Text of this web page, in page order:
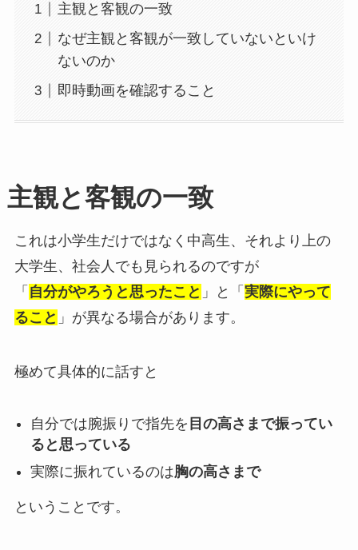
主観と客観の一致
なぜ主観と客観が一致していないといけ
ないのか
即時動画を確認すること
主観と客観の一致
これは小学生だけではなく中高生、それより上の
大学生、社会人でも見られるのですが
「 自分がやろうと思ったこと 」と「 実際にやって
ること 」が異なる場合があります。
極めて具体的に話すと
自分では腕振りで指先を 目の高さまで振ってい
ると思っている
実際に振れているのは胸の高さまで
ということです。